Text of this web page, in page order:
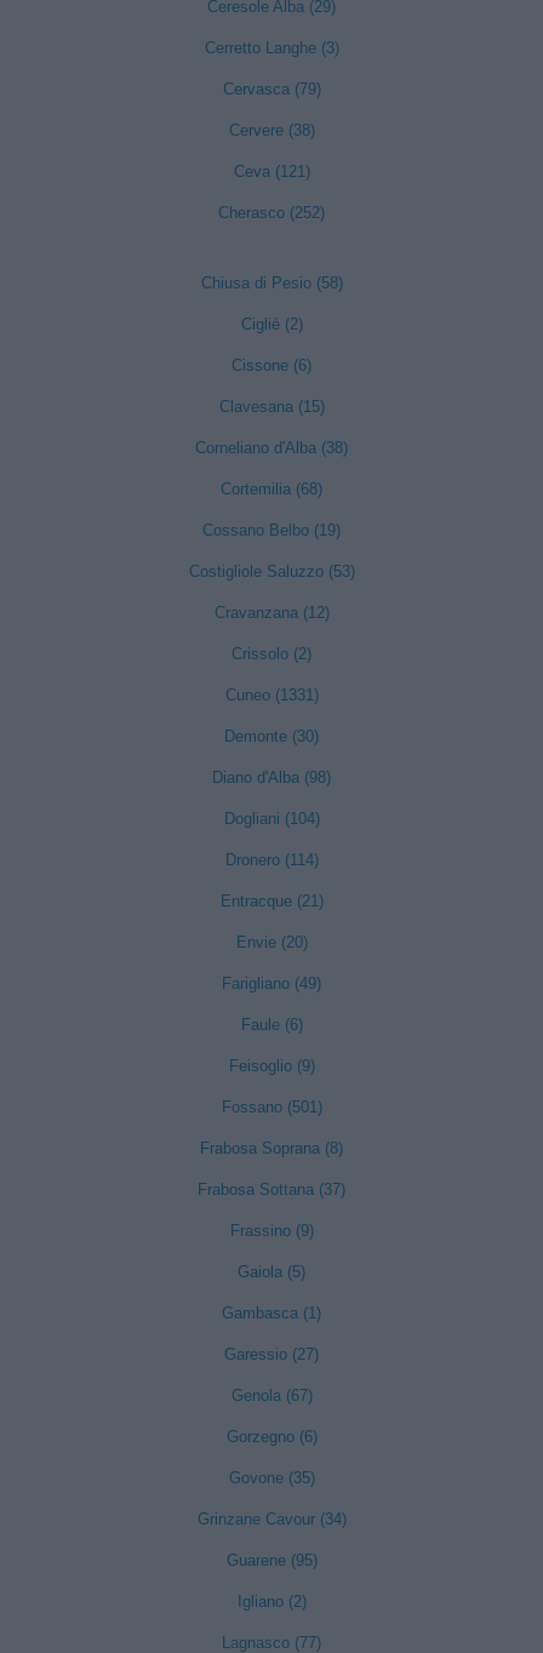
Ceresole Alba (29)
Cerretto Langhe (3)
Cervasca (79)
Cervere (38)
Ceva (121)
Cherasco (252)
Chiusa di Pesio (58)
Cigliè (2)
Cissone (6)
Clavesana (15)
Corneliano d'Alba (38)
Cortemilia (68)
Cossano Belbo (19)
Costigliole Saluzzo (53)
Cravanzana (12)
Crissolo (2)
Cuneo (1331)
Demonte (30)
Diano d'Alba (98)
Dogliani (104)
Dronero (114)
Entracque (21)
Envie (20)
Farigliano (49)
Faule (6)
Feisoglio (9)
Fossano (501)
Frabosa Soprana (8)
Frabosa Sottana (37)
Frassino (9)
Gaiola (5)
Gambasca (1)
Garessio (27)
Genola (67)
Gorzegno (6)
Govone (35)
Grinzane Cavour (34)
Guarene (95)
Igliano (2)
Lagnasco (77)